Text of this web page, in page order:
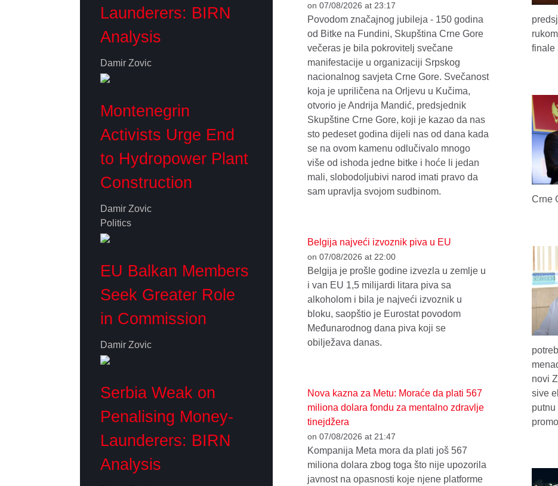
Launderers: BIRN
Analysis
Damir Zovic
Montenegrin
Activists Urge End
to Hydropower Plant
Construction
Damir Zovic
Politics
EU Balkan Members
Seek Greater Role
in Commission
Damir Zovic
Serbia Weak on
Penalising Money-
Launderers: BIRN
Analysis
on 07/08/2026 at 23:17
Povodom značajnog jubileja - 150 godina
od Bitke na Fundini, Skupština Crne Gore
večeras je bila pokrovitelj svečane
manifestacije u organizaciji Srpskog
nacionalnog savjeta Crne Gore. Svečanost
koja je upriličena na Orljevu u Kučima,
otvorio je Andrija Mandić, predsjednik
Skupštine Crne Gore, koji je kazao da nas
sto pedeset godina dijeli nas od dana kada
se na ovom kamenu odlučivalo mnogo
više od ishoda jedne bitke i hoće li jedan
mali, slobodoljubivi narod imati pravo da
sam upravlja svojom sudbinom.
Belgija najveći izvoznik piva u EU
on 07/08/2026 at 22:00
Belgija je prošle godine izvezla u zemlje u
i van EU 1,5 milijardi litara piva sa
alkoholom i bila je najveći izvoznik u
bloku, saopštio je Eurostat povodom
Međunarodnog dana piva koji se
obilježava danas.
Nova kazna za Metu: Moraće da plati 567
miliona dolara fondu za mentalno zdravlje
tinejdžera
on 07/08/2026 at 21:47
Kompanija Meta mora da plati još 567
miliona dolara zbog toga što nije upozorila
javnost na opasnosti koje njene platforme
finale
Crne
novi
sive
putnu